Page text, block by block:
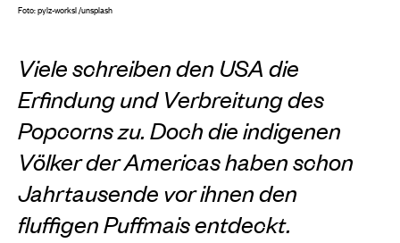
Viele schreiben den USA die
Erfindung und Verbreitung des
Popcorns zu. Doch die indigenen
Völker der Americas haben schon
Jahrtausende vor ihnen den
fluffigen Puffmais entdeckt.
Foto: pylz-worksl /unsplash